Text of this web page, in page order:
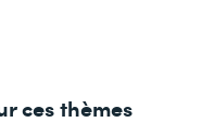
ces thèmes